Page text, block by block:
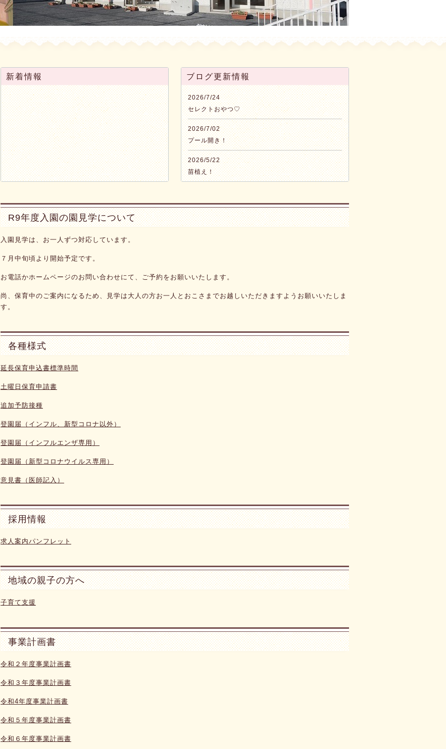
新着情報 ブログ更新情報
2026/7/24
セレクトおやつ♡
2026/7/02
プール開き！
2026/5/22
苗植え！
こどもの日お祝い会
2026/4/23
６月献立
2026/4/01
R9年度入園の園見学について
入園見学は、お一人ずつ対応しています。
７月中旬頃より開始予定です。
お電話かホームページのお問い合わせにて、ご予約をお願いいたします。
尚、保育中のご案内になるため、見学は大人の方お一人とおこさまでお越しいただきますようお願いいたしま
す。
各種様式
延長保育申込書標準時間
土曜日保育申請書
追加予防接種
登園届（インフル、新型コロナ以外）
登園届（インフルエンザ専用）
登園届（新型コロナウイルス専用）
意見書（医師記入）
採用情報
求人案内パンフレット
地域の親子の方へ
子育て支援
事業計画書
令和２年度事業計画書
令和３年度事業計画書
令和4年度事業計画書
令和５年度事業計画書
令和６年度事業計画書